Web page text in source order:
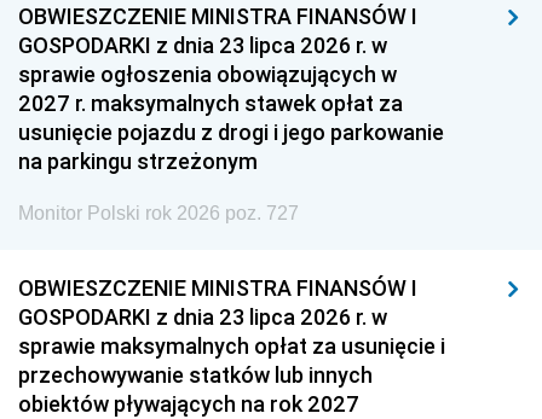
OBWIESZCZENIE MINISTRA FINANSÓW I
GOSPODARKI z dnia 23 lipca 2026 r. w
sprawie ogłoszenia obowiązujących w
2027 r. maksymalnych stawek opłat za
usunięcie pojazdu z drogi i jego parkowanie
na parkingu strzeżonym
Monitor Polski rok 2026 poz. 727
OBWIESZCZENIE MINISTRA FINANSÓW I
GOSPODARKI z dnia 23 lipca 2026 r. w
sprawie maksymalnych opłat za usunięcie i
przechowywanie statków lub innych
obiektów pływających na rok 2027